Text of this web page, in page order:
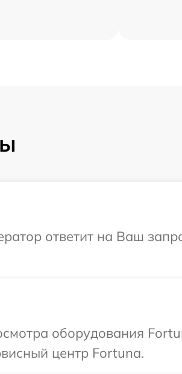
ответит на Ваш
оборудования
центр Fortuna.